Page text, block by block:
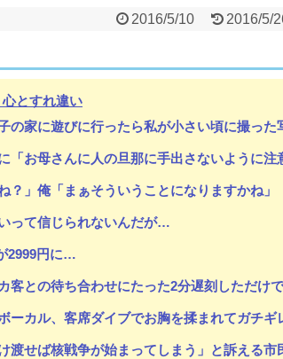
絶望の底から家族を救ったのは『障害基礎年金』だった
2016/5/10 2016/5/
とすれ違い
の家に遊びに行ったら私が小さい頃に撮った
さないように注意してね？」と2人の合体ムービーを添付して送った・・・はずが、宛先を
？」俺「まぁそういうことになりますかね」
って信じられないんだが…
2999円に…
の待ち合わせにたった2分遅刻しただけで何故か大
ーカル、客席ダイブでお胸を揉まれてガチ
核戦争が始まってしまう」と訴える市民団体、それを